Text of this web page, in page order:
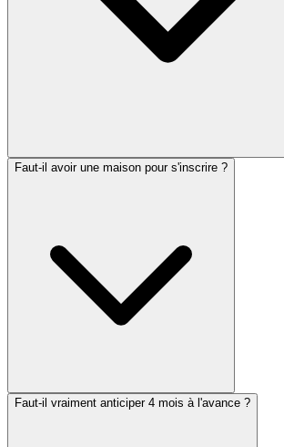
Faut-il avoir une maison pour s'inscrire ?
Faut-il vraiment anticiper 4 mois à l'avance ?